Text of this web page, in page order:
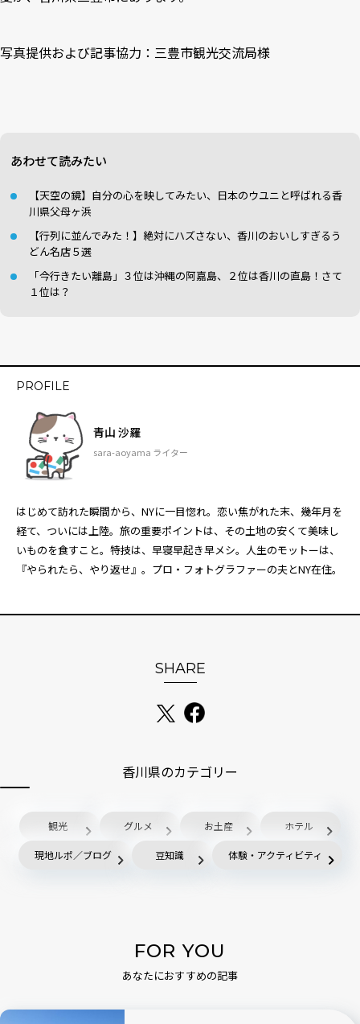
写真提供および記事協力： 三豊市観光交流局様
あわせて読みたい
【天空の鏡】自分の心を映してみたい、日本のウユニと呼ばれる香
川県父母ヶ浜
【行列に並んでみた！】絶対にハズさない、香川のおいしすぎるう
どん名店５選
「今行きたい離島」３位は沖縄の阿嘉島、２位は香川の直島！さて
１位は？
PROFILE
青山 沙羅
sara-aoyama ライター
はじめて訪れた瞬間から、NYに一目惚れ。恋い焦がれた末、幾年月を
経て、ついには上陸。旅の重要ポイントは、その土地の安くて美味し
いものを食すこと。特技は、早寝早起き早メシ。人生のモットーは、
『やられたら、やり返せ』。プロ・フォトグラファーの夫とNY在住。
SHARE
香川県のカテゴリー
観光 グルメ お土産 ホテル
現地ルポ／ブログ 豆知識 体験・アクティビティ
FOR YOU
あなたにおすすめの記事